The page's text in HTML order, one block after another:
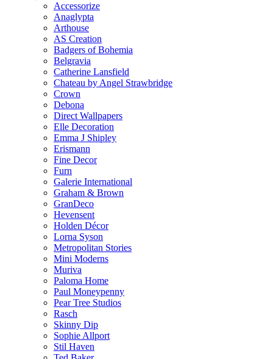
Accessorize
Anaglypta
Arthouse
AS Creation
Badgers of Bohemia
Belgravia
Catherine Lansfield
Chateau by Angel Strawbridge
Crown
Debona
Direct Wallpapers
Elle Decoration
Emma J Shipley
Erismann
Fine Decor
Furn
Galerie International
Graham & Brown
GranDeco
Hevensent
Holden Décor
Lorna Syson
Metropolitan Stories
Mini Moderns
Muriva
Paloma Home
Paul Moneypenny
Pear Tree Studios
Rasch
Skinny Dip
Sophie Allport
Stil Haven